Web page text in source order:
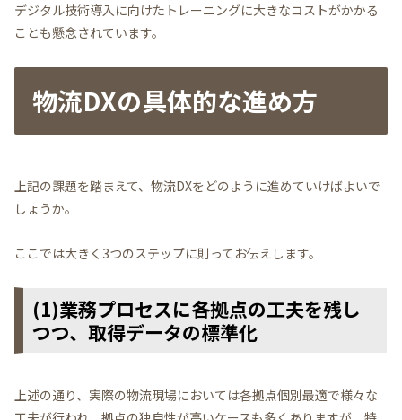
デジタル技術導入に向けたトレーニングに大きなコストがかかる
ことも懸念されています。
物流DXの具体的な進め方
上記の課題を踏まえて、物流DXをどのように進めていけばよいで
しょうか。
ここでは大きく3つのステップに則ってお伝えします。
(1)業務プロセスに各拠点の工夫を残し
つつ、取得データの標準化
上述の通り、実際の物流現場においては各拠点個別最適で様々な